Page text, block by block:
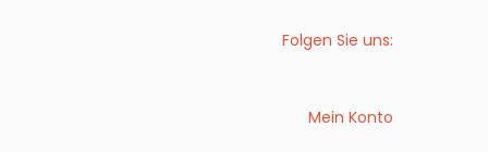
Folgen Sie uns:
Mein Konto